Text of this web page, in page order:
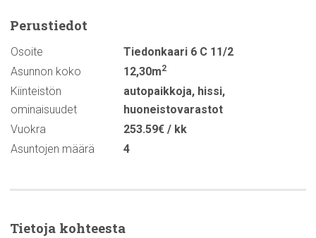
Perustiedot
Osoite
Tiedonkaari 6 C 11/2
Asunnon koko
12,30m2
Kiinteistön
ominaisuudet
autopaikkoja, hissi,
huoneistovarastot
Vuokra
253.59€ / kk
Asuntojen määrä
4
Tietoja kohteesta